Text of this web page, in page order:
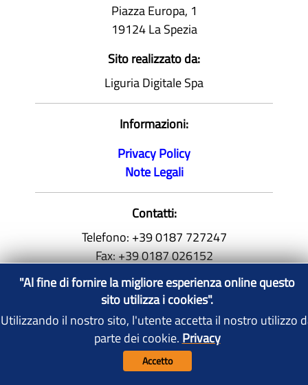
Piazza Europa, 1
19124 La Spezia
Sito realizzato da:
Liguria Digitale Spa
Informazioni:
Privacy Policy
Note Legali
Contatti:
Telefono: +39 0187 727247
Fax:+39 0187 026152
infolavoro@comune.sp.it
P.IVA00211160114
"Al fine di fornire la migliore esperienza online
questo sito utilizza i cookies".
"Al fine di fornire la migliore esperienza online questo
sito utilizza i cookies".
Utilizzando il nostro sito, l'utente accetta il nostro utilizzo
parte dei cookie. Privacy
Accetto